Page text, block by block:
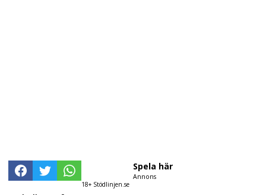
18+ Stödlinjen.se
Spela här
Annons